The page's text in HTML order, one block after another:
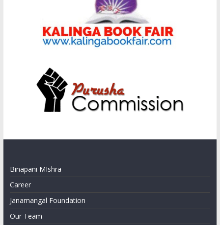
Binapani MIshra
Career
Janamangal Foundation
Our Team